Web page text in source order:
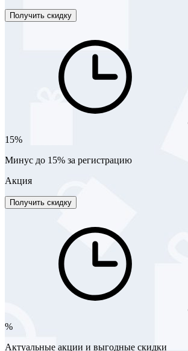
Получить скидку
15%
Минус до 15% за регистрацию
Акция
Получить скидку
%
Актуальные акции и выгодные скидки